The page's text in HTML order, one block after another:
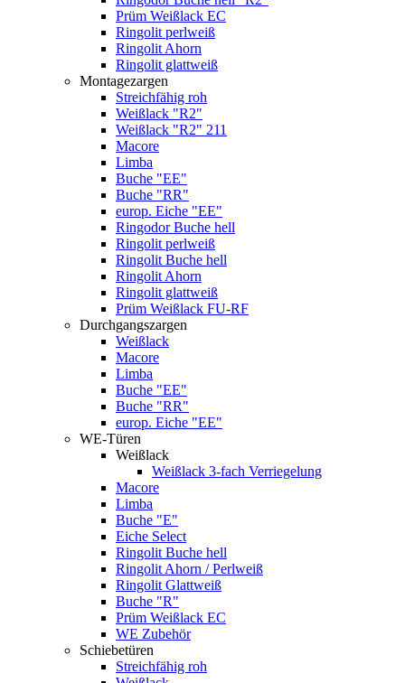
Prüm Weißlack EC
Ringolit perlweiß
Ringolit Ahorn
Ringolit glattweiß
Montagezargen
Streichfähig roh
Weißlack "R2"
Weißlack "R2" 211
Macore
Limba
Buche "EE"
Buche "RR"
europ. Eiche "EE"
Ringodor Buche hell
Ringolit perlweiß
Ringolit Buche hell
Ringolit Ahorn
Ringolit glattweiß
Prüm Weißlack FU-RF
Durchgangszargen
Weißlack
Macore
Limba
Buche "EE"
Buche "RR"
europ. Eiche "EE"
WE-Türen
Weißlack
Weißlack 3-fach Verriegelung
Macore
Limba
Buche "E"
Eiche Select
Ringolit Buche hell
Ringolit Ahorn / Perlweiß
Ringolit Glattweiß
Buche "R"
Prüm Weißlack EC
WE Zubehör
Schiebetüren
Streichfähig roh